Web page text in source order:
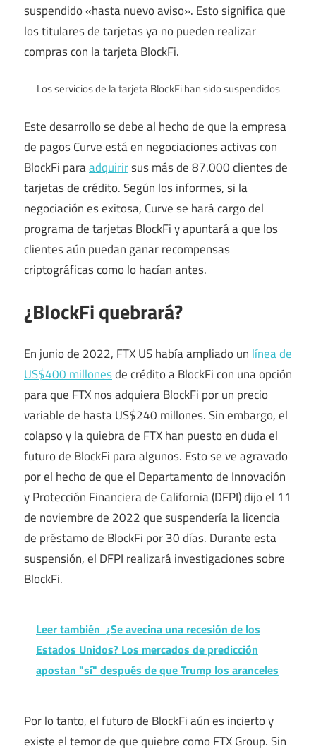
suspendido «hasta nuevo aviso». Esto significa que
los titulares de tarjetas ya no pueden realizar
compras con la tarjeta BlockFi.
Los servicios de la tarjeta BlockFi han sido suspendidos
Este desarrollo se debe al hecho de que la empresa
de pagos Curve está en negociaciones activas con
BlockFi paraadquirirsus más de 87.000 clientes de
tarjetas de crédito. Según los informes, si la
negociación es exitosa, Curve se hará cargo del
programa de tarjetas BlockFi y apuntará a que los
clientes aún puedan ganar recompensas
criptográficas como lo hacían antes.
¿BlockFi quebrará?
En junio de 2022, FTX US había ampliado un línea de
US$400 millonesde crédito a BlockFi con una opción
para que FTX nos adquiera BlockFi por un precio
variable de hasta US$240 millones. Sin embargo, el
colapso y la quiebra de FTX han puesto en duda el
futuro de BlockFi para algunos. Esto se ve agravado
por el hecho de que el Departamento de Innovación
y Protección Financiera de California (DFPI) dijo el 11
de noviembre de 2022 que suspendería la licencia
de préstamo de BlockFi por 30 días. Durante esta
suspensión, el DFPI realizará investigaciones sobre
BlockFi.
Leer también ¿Se avecina una recesión de los
Estados Unidos? Los mercados de predicción
apostan "sí" después de que Trump los aranceles
Por lo tanto, el futuro de BlockFi aún es incierto y
existe el temor de que quiebre como FTX Group. Sin